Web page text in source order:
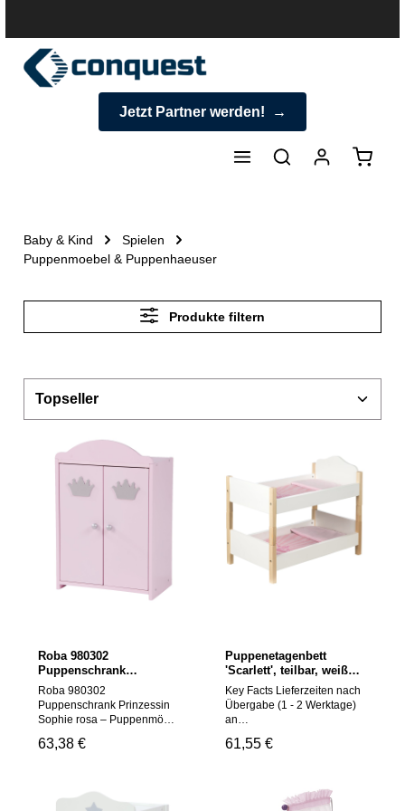
Jetzt Partner werden!
Baby & Kind
Spielen
Puppenmoebel & Puppenhaeuser
Produkte filtern
Roba 980302
Puppenschrank
Prinzessin Sophie rosa –
Puppenmöbel & Häuser
rosa 345x210x515 mm
Roba 980302
Puppenschrank Prinzessin
Sophie rosa – Puppenmöbel
Sophie Kleiderschrank
Aussehen und lädt kleine
Puppenmamas und -papas
Regulärer Preis:
63,38 €
Puppenetagenbett
'Scarlett', teilbar, weiß
lackiert, inkl. textiler
Ausstattung mit
Kronenmotiv
Key Facts Lieferzeiten nach
Übergabe (1 - 2 Werktage)
an
lb deutschlands: 2-4
(Paketversand mit GLS)EU-
Länder: 3-6 Werktage nach
Regulärer Preis:
61,55 €